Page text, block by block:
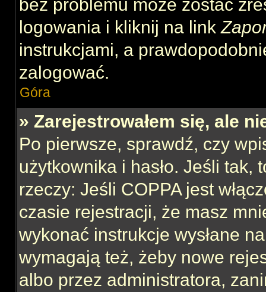
bez problemu może zostać
logowania i kliknij na link
instrukcjami, a
zalogować.
Góra
» Zarejestrowałem się, ale
Po pierwsze, sprawdź, czy
użytkownika i hasło. Jeśli tak,
rzeczy: Jeśli COPPA jest
czasie rejestracji, że masz
wykonać instrukcje wysłane
wymagają też, żeby nowe
albo przez administratora,